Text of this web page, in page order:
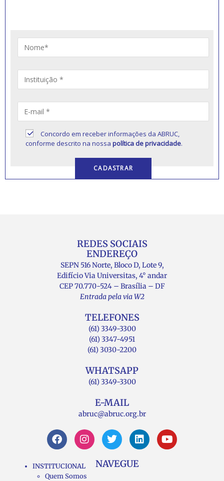
Concordo em receber informações da ABRUC,
conforme descrito na nossapolítica de privacidade.
REDES SOCIAIS
ENDEREÇO
SEPN 516 Norte, Bloco D, Lote 9,
Edifício Via Universitas, 4° andar
CEP 70.770-524 – Brasília – DF
Entrada pela via W2
TELEFONES
(61) 3349-3300
(61) 3347-4951
(61) 3030-2200
WHATSAPP
(61) 3349-3300
E-MAIL
abruc@abruc.org.br
NAVEGUE
INSTITUCIONAL
Quem Somos